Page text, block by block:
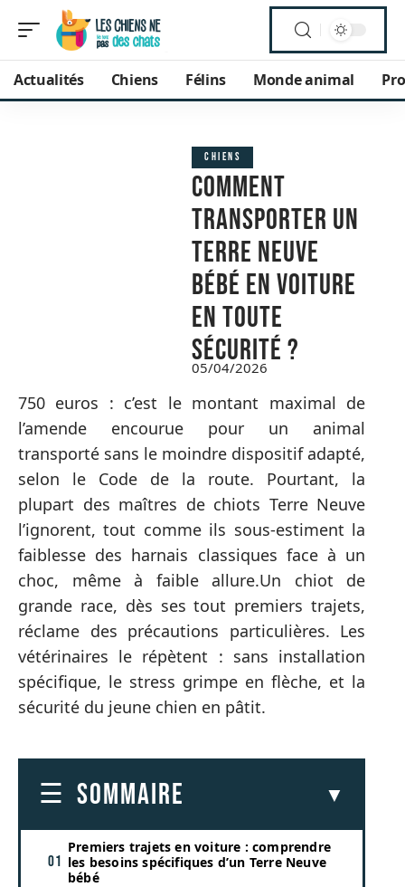
Actualités Chiens Félins Monde animal
CHIENS
Comment
transporter un
Terre Neuve
bébé en voiture
en toute
sécurité ?
05/04/2026
750 euros : c’est le montant maximal de
l’amende encourue pour un animal
transporté sans le moindre dispositif adapté,
selon le Code de la route. Pourtant, la
plupart des maîtres de chiots Terre Neuve
l’ignorent, tout comme ils sous-estiment la
faiblesse des harnais classiques face à un
choc, même à faible allure.Un chiot de
grande race, dès ses tout premiers trajets,
réclame des précautions particulières. Les
vétérinaires le répètent : sans installation
spécifique, le stress grimpe en flèche, et la
sécurité du jeune chien en pâtit.
SOMMAIRE
Premiers trajets en voiture : comprendre
les besoins spécifiques d’un Terre Neuve
bébé